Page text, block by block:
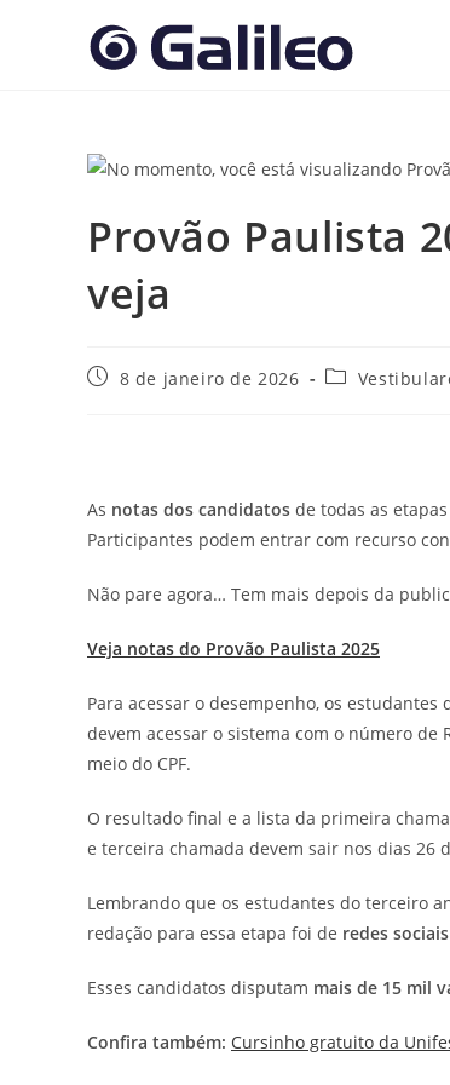
Provão Paulista
veja
Post8 de janeiro de 2026
Categoria
As notas dos candidatos de todas as etapas
Participantes podem entrar com recurso
Não pare agora… Tem mais depois da
Veja notas do Provão Paulista 2025
Para acessar o desempenho, os
devem acessar o sistema com o número de
meio do CPF.
O resultado final e a lista da primeira
e terceira chamada devem sair nos dias 26
Lembrando que os estudantes do terceiro
redação para essa etapa foi de redes
Esses candidatos disputam mais de 15 mil
Confira também: Cursinho gratuito da